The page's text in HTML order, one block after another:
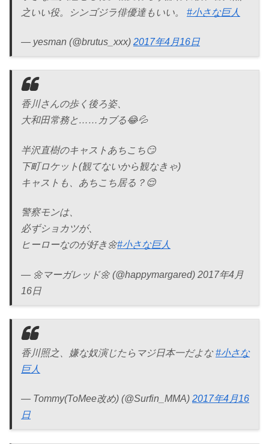
之いい役。シンゴジラ俳優達もいい。 #小さな巨人
— yesman (@brutus_xxx) 2017年4月16日
香川さんの歩く後ろ姿、
大和田常務と……カブる😂💦
半沢直樹のキャストあちこち😏
下町ロケット(観てないから観なきゃ)
キャストも、あちこち居る？😌
警察モンは、
必ずショカツが、
ヒーローなのが好き🌼#小さな巨人
— 🌼マーガレッド🌼 (@happymargared) 2017年4月
16日
香川照之、嫌な奴演じたらマジ日本一だよな#小さな
巨人
— Tommy(ToMee改め) (@Surfin_MMA) 2017年4月16
日